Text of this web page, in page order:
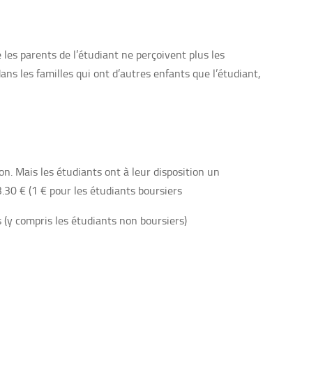
parents de l’étudiant ne perçoivent plus les
les familles qui ont d’autres enfants que l’étudiant,
Mais les étudiants ont à leur disposition un
€ (1 € pour les étudiants boursiers
compris les étudiants non boursiers)